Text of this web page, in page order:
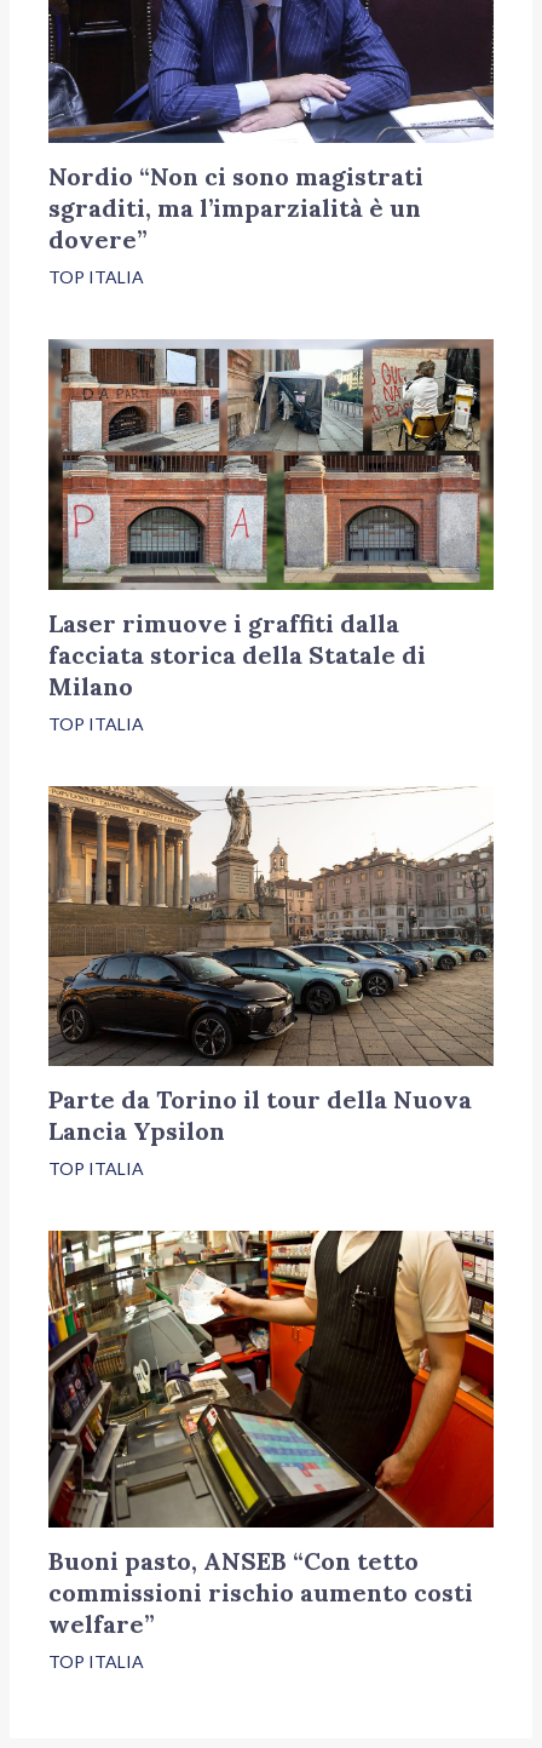
Nordio “Non ci sono magistrati
sgraditi, ma l’imparzialità è un
dovere”
TOP ITALIA
Laser rimuove i graffiti dalla
facciata storica della Statale di
Milano
TOP ITALIA
Parte da Torino il tour della Nuova
Lancia Ypsilon
TOP ITALIA
Buoni pasto, ANSEB “Con tetto
commissioni rischio aumento costi
welfare”
TOP ITALIA